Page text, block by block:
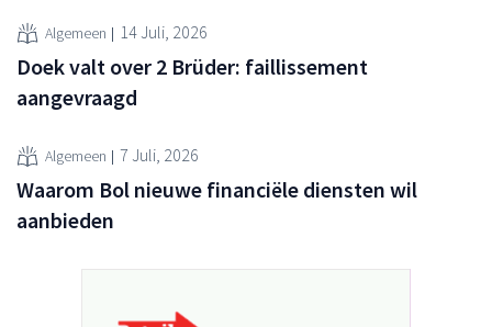
Algemeen 14 Juli, 2026
Doek valt over 2 Brüder: faillissement
aangevraagd
Algemeen 7 Juli, 2026
Waarom Bol nieuwe financiële diensten wil
aanbieden